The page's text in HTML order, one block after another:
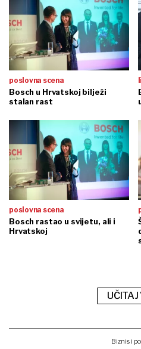
poslovna scena
Bosch u Hrvatskoj bilježi
stalan rast
poslovna scena
Bosch rastao u svijetu, ali i
Hrvatskoj
UČITAJ
Biznis i